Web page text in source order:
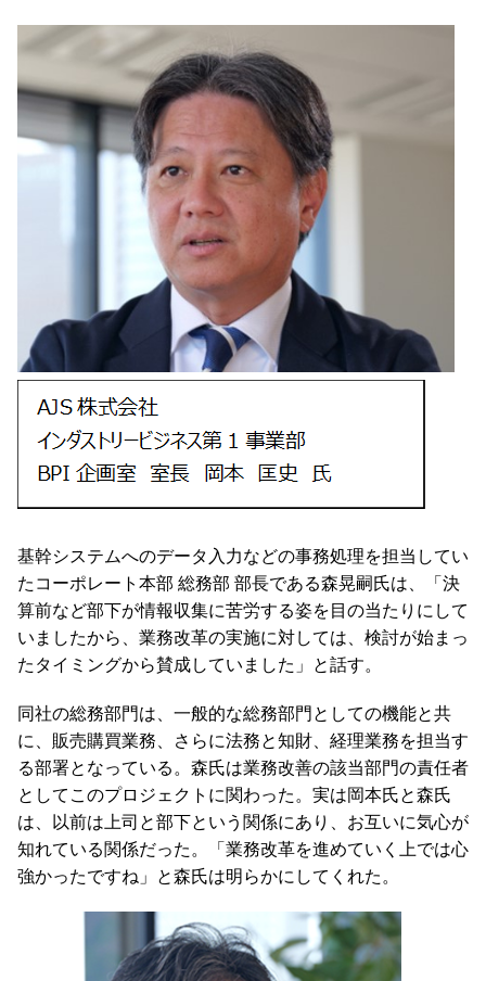
基幹システムへのデータ入力などの事務処理を担当してい
たコーポレート本部 総務部 部長である森晃嗣氏は、「決
算前など部下が情報収集に苦労する姿を目の当たりにして
いましたから、業務改革の実施に対しては、検討が始まっ
たタイミングから賛成していました」と話す。
同社の総務部門は、一般的な総務部門としての機能と共
に、販売購買業務、さらに法務と知財、経理業務を担当す
る部署となっている。森氏は業務改善の該当部門の責任者
としてこのプロジェクトに関わった。実は岡本氏と森氏
は、以前は上司と部下という関係にあり、お互いに気心が
知れている関係だった。「業務改革を進めていく上では心
強かったですね」と森氏は明らかにしてくれた。